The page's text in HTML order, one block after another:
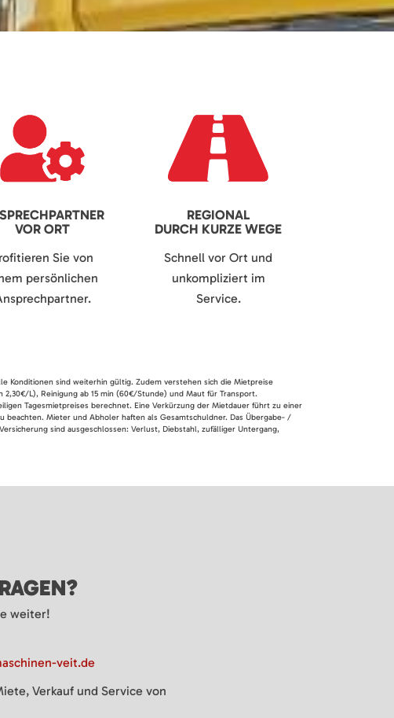
VOR ORT
Sie von
persönlichen
REGIONAL
DURCH KURZE WEGE
Schnell vor Ort und
unkompliziert im
Service.
Konditionen sind weiterhin gültig. Zudem verstehen sich die Mietpreise
L), Reinigung ab 15 min (60€/Stunde) und Maut für Transport.
Tagesmietpreises berechnet. Eine Verkürzung der Mietdauer führt zu einer
Mieter und Abholer haften als Gesamtschuldner. Das Übergabe- /
sind ausgeschlossen: Verlust, Diebstahl, zufälliger Untergang,
weiter!
veit.de
Verkauf und Service von